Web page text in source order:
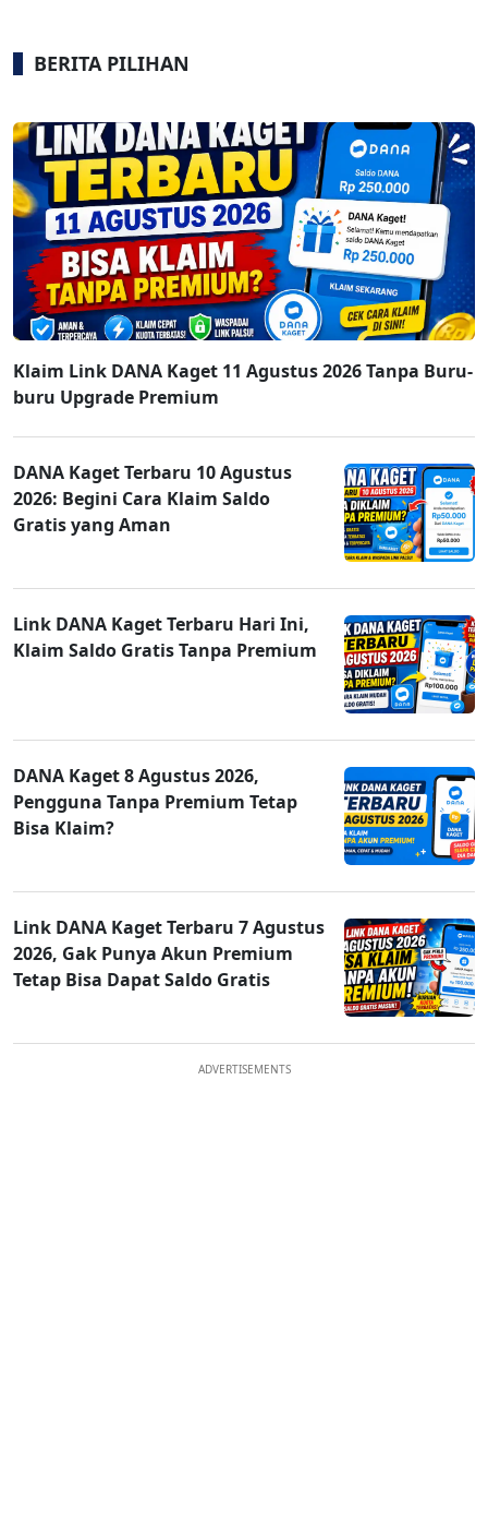
BERITA PILIHAN
Klaim Link DANA Kaget 11 Agustus 2026 Tanpa Buru-
buru Upgrade Premium
DANA Kaget Terbaru 10 Agustus
2026: Begini Cara Klaim Saldo
Gratis yang Aman
Link DANA Kaget Terbaru Hari Ini,
Klaim Saldo Gratis Tanpa Premium
DANA Kaget 8 Agustus 2026,
Pengguna Tanpa Premium Tetap
Bisa Klaim?
Link DANA Kaget Terbaru 7 Agustus
2026, Gak Punya Akun Premium
Tetap Bisa Dapat Saldo Gratis
ADVERTISEMENTS